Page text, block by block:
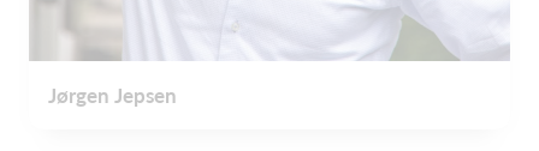
Jørgen Jepsen